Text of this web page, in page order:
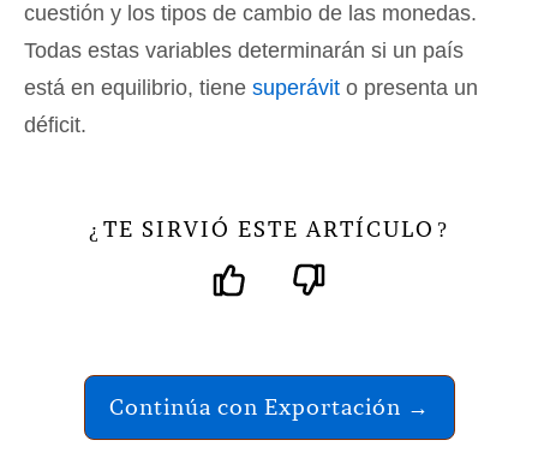
cuestión y los tipos de cambio de las monedas.
Todas estas variables determinarán si un país
está en equilibrio, tiene superávit o presenta un
déficit.
¿ TE SIRVIÓ ESTE ARTÍCULO ?
Continúa con Exportación →